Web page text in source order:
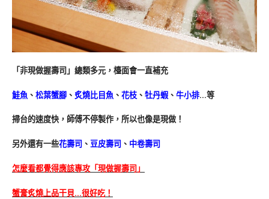
「非現做握壽司」總類多元，檯面會一直補充
鮭魚 、 松葉蟹腳 、 炙燒比目魚 、 花枝 、 牡丹蝦 、 牛小排…等
掃台的速度快，師傅不停製作，所以也像是現做！
另外還有一些花壽司 、 豆皮壽司 、 中卷壽司
怎麼看都覺得應該專攻「現做握壽司」
蟹膏炙燒上品干貝…很好吃！